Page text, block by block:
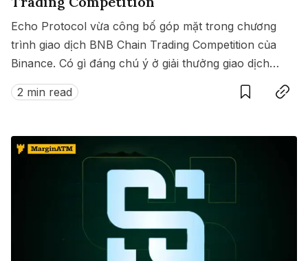
Echo Protocol vừa công bố góp mặt trong chương
trình giao dịch BNB Chain Trading Competition của
Binance. Có gì đáng chú ý ở giải thưởng giao dịch
này?
2 min read
SaveCopy link